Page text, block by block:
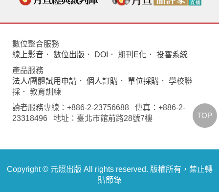
數位整合服務
線上影音 ． 數位出版 ． DOI ． 期刊E化 ． 投審系統
產品服務
法人/團體試用申請 ． 個人訂購 ． 單位採購 ． 學校聯
採． 教育訓練
讀者服務專線：+886-2-23756688 傳真：+886-2-
23318496 地址：臺北市館前路28號7樓
Copyright © 元照出版 All rights reserved. 版權所有，禁止轉
貼節錄
TOP